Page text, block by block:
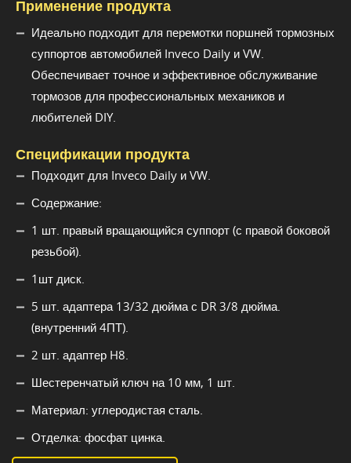
Применение продукта
Идеально подходит для перемотки поршней тормозных
суппортов автомобилей Inveco Daily и VW.
Обеспечивает точное и эффективное обслуживание
тормозов для профессиональных механиков и
любителей DIY.
Спецификации продукта
Подходит для Inveco Daily и VW.
Содержание:
1 шт. правый вращающийся суппорт (с правой боковой
резьбой).
1шт диск.
5 шт. адаптера 13/32 дюйма с DR 3/8 дюйма.
(внутренний 4ПТ).
2 шт. адаптер H8.
Шестеренчатый ключ на 10 мм, 1 шт.
Материал: углеродистая сталь.
Отделка: фосфат цинка.